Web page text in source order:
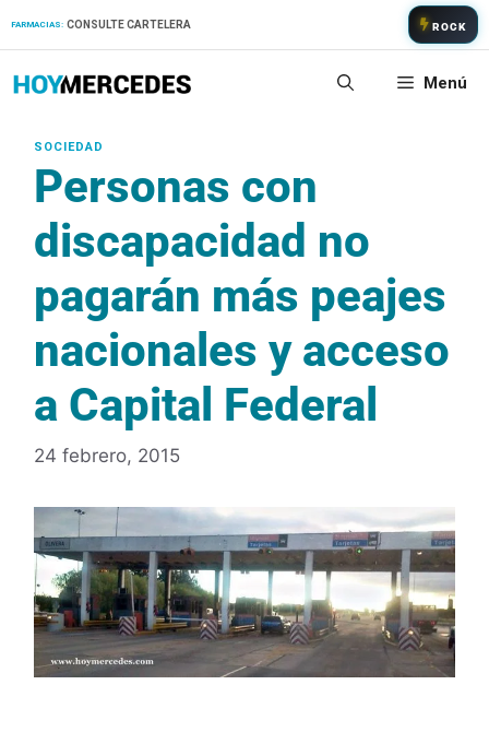
FARMACIAS: CONSULTE CARTELERA ROCK
Menú
Personas con
discapacidad no
pagarán más peajes
nacionales y acceso
a Capital Federal
24 febrero, 2015